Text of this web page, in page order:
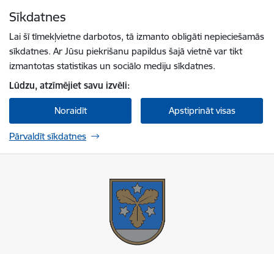
Sīkdatnes
Lai šī tīmekļvietne darbotos, tā izmanto obligāti nepieciešamās
sīkdatnes. Ar Jūsu piekrišanu papildus šajā vietnē var tikt
izmantotas statistikas un sociālo mediju sīkdatnes.
Lūdzu, atzīmējiet savu izvēli:
Noraidīt Apstiprināt visas
Pārvaldīt sīkdatnes